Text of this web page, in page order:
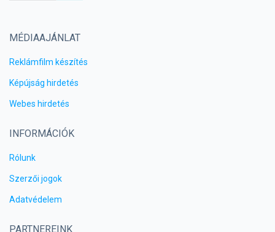
MÉDIAAJÁNLAT
Reklámfilm készítés
Képújság hirdetés
Webes hirdetés
INFORMÁCIÓK
Rólunk
Szerzői jogok
Adatvédelem
PARTNEREINK